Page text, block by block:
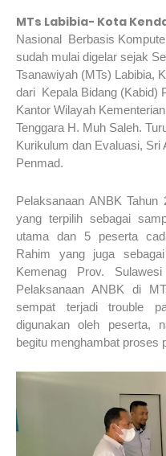
MTs Labibia- Kota
Nasional Berbasis
sudah mulai digelar sejak
Tsanawiyah (MTs) Labibia,
dari Kepala Bidang (Kabid)
Kantor Wilayah
Tenggara H. Muh Saleh.
Kurikulum dan Evaluasi, Sri
Penmad.
Pelaksanaan ANBK
yang terpilih sebagai
utama dan 5 peserta
Rahim yang juga
Kemenag Prov.
Pelaksanaan ANBK di
sempat terjadi trouble
digunakan oleh peserta,
begitu menghambat proses